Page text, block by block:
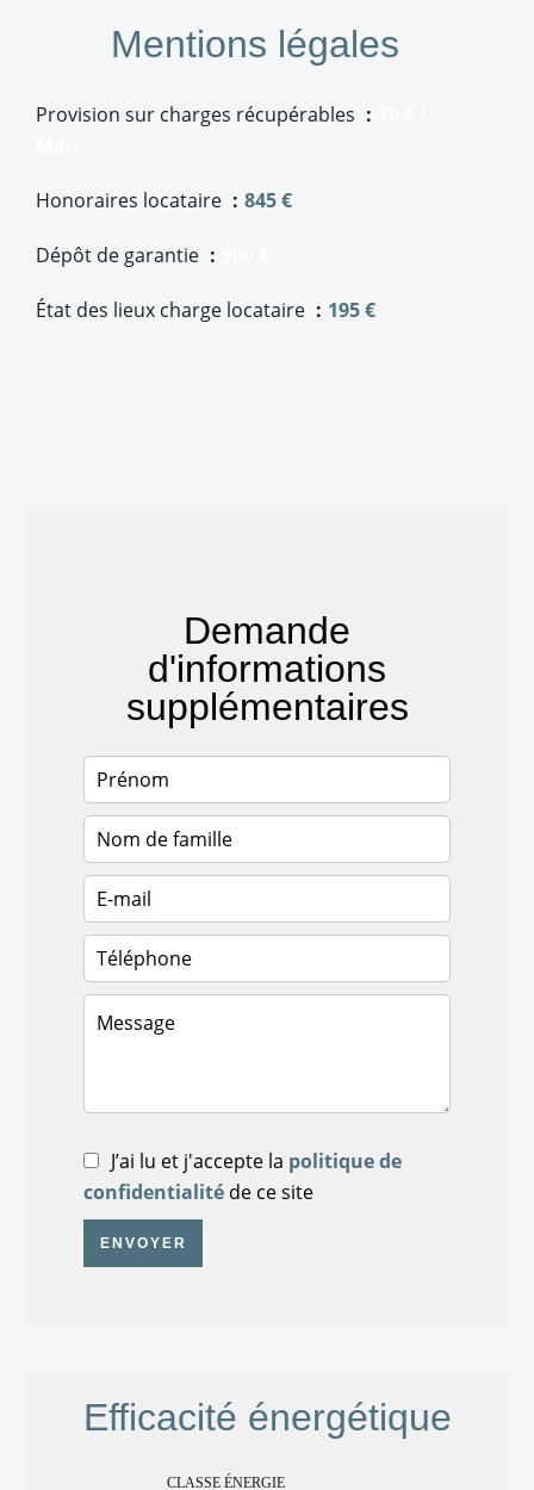
Mentions légales
Provision sur charges récupérables
Honoraires locataire 845 €
Dépôt de garantie
État des lieux charge locataire 195 €
Demande
d'informations
supplémentaires
J’ai lu et j'accepte la politique de
confidentialité de ce site
ENVOYER
Efficacité énergétique